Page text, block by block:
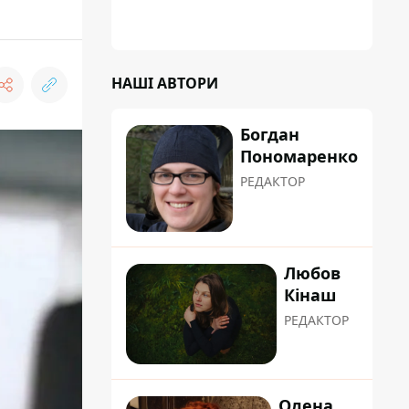
НАШІ АВТОРИ
Богдан
Пономаренко
РЕДАКТОР
Любов
Кінаш
РЕДАКТОР